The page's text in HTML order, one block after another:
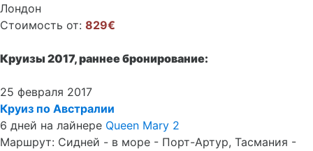
Лондон
Стоимость от: 829€
Круизы 2017, раннее бронирование:
25 февраля 2017
Круиз по Австралии
6 дней на лайнере Queen Mary 2
Маршрут: Сидней - в море - Порт-Артур, Тасмания -